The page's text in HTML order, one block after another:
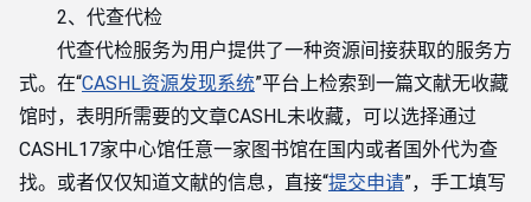
2、代查代检
代查代检服务为用户提供了一种资源间接获取的服务方
式。在“CASHL资源发现系统”平台上检索到一篇文献无收藏
馆时，表明所需要的文章CASHL未收藏，可以选择通过
CASHL17家中心馆任意一家图书馆在国内或者国外代为查
找。或者仅仅知道文献的信息，直接“提交申请”，手工填写